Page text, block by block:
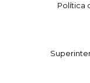
Política